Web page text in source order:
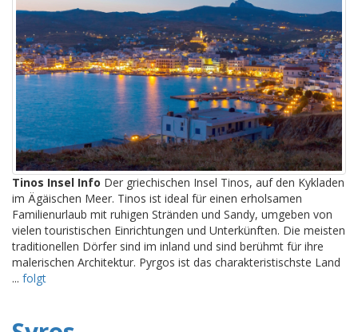
Tinos Insel Info Der griechischen Insel Tinos, auf den Kykladen
im Ägäischen Meer. Tinos ist ideal für einen erholsamen
Familienurlaub mit ruhigen Stränden und Sandy, umgeben von
vielen touristischen Einrichtungen und Unterkünften. Die meisten
traditionellen Dörfer sind im inland und sind berühmt für ihre
malerischen Architektur. Pyrgos ist das charakteristischste Land
... folgt